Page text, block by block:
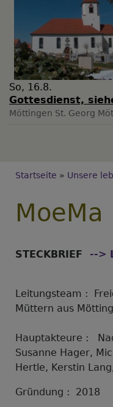
So, 16.8.
Gottesdienst,
Möttingen St. Georg
Startseite Unsere
MoeMa
STECKBRIEF -->
Leitungsteam :
Müttern aus
Hauptakteure :
Susanne Hager,
Hertle, Kerstin
Gründung : 2018